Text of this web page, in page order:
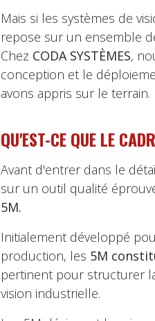
Mais si les systèmes de
repose sur un ensemble
Chez CODA SYSTÈMES,
conception et le
avons appris sur le terrain.
QU'EST-CE QUE LE
Avant d'entrer dans le
sur un outil qualité
5M.
Initialement développé
production, les 5M
pertinent pour structurer
vision industrielle.